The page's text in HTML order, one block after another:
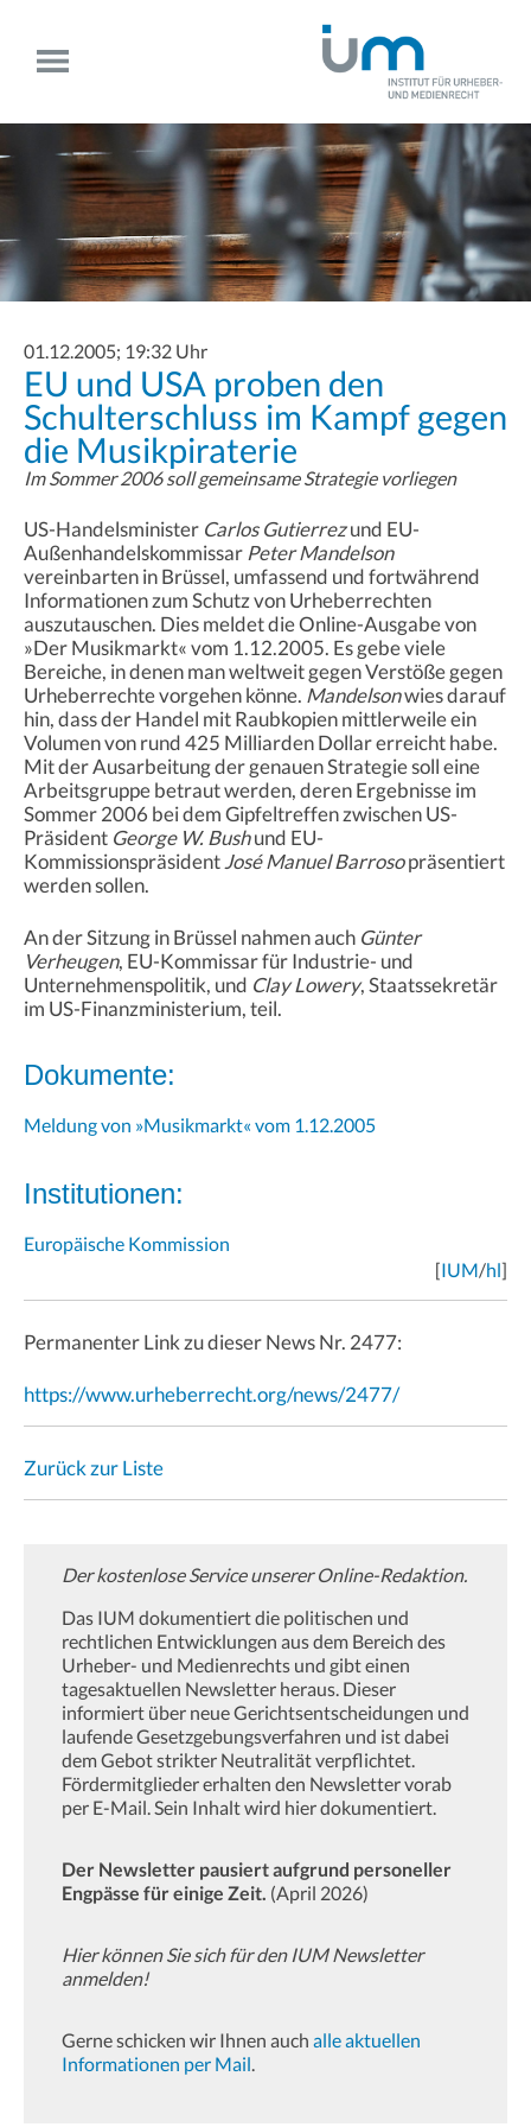
01.12.2005; 19:32 Uhr
EU und USA proben den
Schulterschluss im Kampf gegen
die Musikpiraterie
Im Sommer 2006 soll gemeinsame Strategie vorliegen
US-Handelsminister Carlos Gutierrezund EU-
Außenhandelskommissar Peter Mandelson
vereinbarten in Brüssel, umfassend und fortwährend
Informationen zum Schutz von Urheberrechten
auszutauschen. Dies meldet die Online-Ausgabe von
»Der Musikmarkt« vom 1.12.2005. Es gebe viele
Bereiche, in denen man weltweit gegen Verstöße gegen
Urheberrechte vorgehen könne. Mandelsonwies darauf
hin, dass der Handel mit Raubkopien mittlerweile ein
Volumen von rund 425 Milliarden Dollar erreicht habe.
Mit der Ausarbeitung der genauen Strategie soll eine
Arbeitsgruppe betraut werden, deren Ergebnisse im
Sommer 2006 bei dem Gipfeltreffen zwischen US-
Präsident George W. Bushund EU-
KommissionspräsidentJosé Manuel Barrosopräsentiert
werden sollen.
An der Sitzung in Brüssel nahmen auch Günter
Verheugen, EU-Kommissar für Industrie- und
Unternehmenspolitik, und Clay Lowery, Staatssekretär
im US-Finanzministerium, teil.
Dokumente:
Meldung von »Musikmarkt« vom 1.12.2005
Institutionen:
Europäische Kommission
[IUM/hl]
Permanenter Link zu dieser News Nr. 2477:
https://www.urheberrecht.org/news/2477/
Zurück zur Liste
Der kostenlose Service unserer Online-Redaktion.
Das IUM dokumentiert die politischen und
rechtlichen Entwicklungen aus dem Bereich des
Urheber- und Medienrechts und gibt einen
tagesaktuellen Newsletter heraus. Dieser
informiert über neue Gerichtsentscheidungen und
laufende Gesetzgebungsverfahren und ist dabei
dem Gebot strikter Neutralität verpflichtet.
Fördermitglieder erhalten den Newsletter vorab
per E-Mail. Sein Inhalt wird hier dokumentiert.
Der Newsletter pausiert aufgrund personeller
Engpässe für einige Zeit. (April 2026)
Hier können Sie sich für den IUM Newsletter
anmelden!
Gerne schicken wir Ihnen auch alle aktuellen
Informationen per Mail.